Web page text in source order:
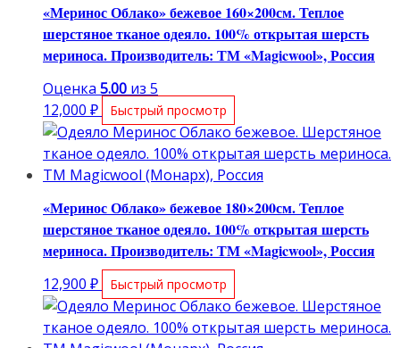
«Меринос Облако» бежевое 160×200см. Теплое
шерстяное тканое одеяло. 100% открытая шерсть
мериноса. Производитель: ТМ «Magicwool», Россия
Оценка 5.00 из 5
12,000 ₽ Быстрый просмотр
«Меринос Облако» бежевое 180×200см. Теплое
шерстяное тканое одеяло. 100% открытая шерсть
мериноса. Производитель: ТМ «Magicwool», Россия
12,900 ₽ Быстрый просмотр